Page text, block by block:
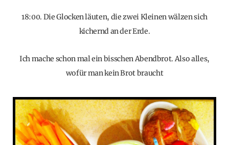
18:00. Die Glocken läuten, die zwei Kleinen wälzen sich
kichernd an der Erde.
Ich mache schon mal ein bisschen Abendbrot. Also alles,
wofür man kein Brot braucht